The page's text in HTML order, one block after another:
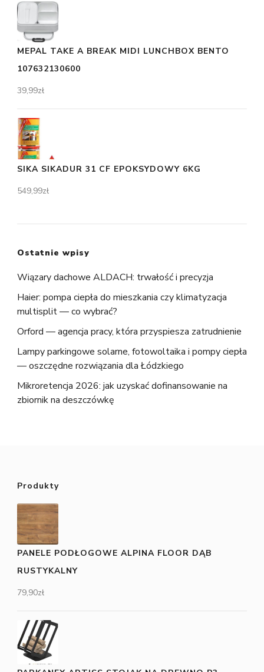
MEPAL TAKE A BREAK MIDI LUNCHBOX BENTO
107632130600
39,99zł
SIKA SIKADUR 31 CF EPOKSYDOWY 6KG
549,99zł
Ostatnie wpisy
Wiązary dachowe ALDACH: trwałość i precyzja
Haier: pompa ciepła do mieszkania czy klimatyzacja
multisplit — co wybrać?
Orford — agencja pracy, która przyspiesza zatrudnienie
Lampy parkingowe solarne, fotowoltaika i pompy ciepła
— oszczędne rozwiązania dla Łódzkiego
Mikroretencja 2026: jak uzyskać dofinansowanie na
zbiornik na deszczówkę
Produkty
PANELE PODŁOGOWE ALPINA FLOOR DĄB
RUSTYKALNY
79,90zł